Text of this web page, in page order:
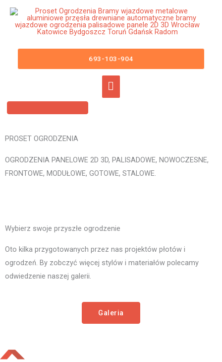
Przejdź
Główne
menu
693-103-904
Ogrodzenia Panelowe Jedlicze
Płoty Panelowe 3D 2D Panele
Ogrodzeniowe
PROSET OGRODZENIA
OGRODZENIA PANELOWE 2D 3D, PALISADOWE, NOWOCZESNE,
FRONTOWE, MODUŁOWE, GOTOWE, STALOWE.
Wybierz swoje przyszłe ogrodzenie
Oto kilka przygotowanych przez nas projektów płotów i
ogrodzeń. By zobczyć więcej stylów i materiałów polecamy
odwiedzenie naszej galerii.
Galeria